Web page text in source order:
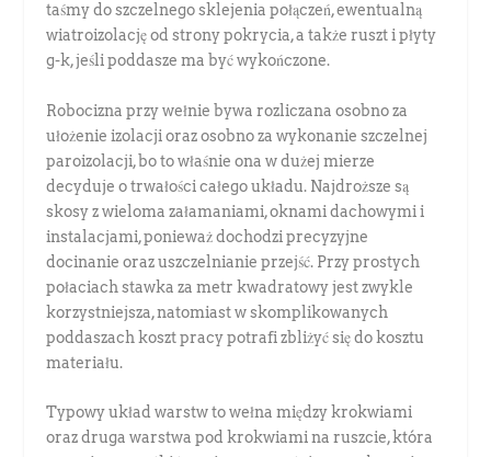
taśmy do szczelnego sklejenia połączeń, ewentualną
wiatroizolację od strony pokrycia, a także ruszt i płyty
g-k, jeśli poddasze ma być wykończone.
Robocizna przy wełnie bywa rozliczana osobno za
ułożenie izolacji oraz osobno za wykonanie szczelnej
paroizolacji, bo to właśnie ona w dużej mierze
decyduje o trwałości całego układu. Najdroższe są
skosy z wieloma załamaniami, oknami dachowymi i
instalacjami, ponieważ dochodzi precyzyjne
docinanie oraz uszczelnianie przejść. Przy prostych
połaciach stawka za metr kwadratowy jest zwykle
korzystniejsza, natomiast w skomplikowanych
poddaszach koszt pracy potrafi zbliżyć się do kosztu
materiału.
Typowy układ warstw to wełna między krokwiami
oraz druga warstwa pod krokwiami na ruszcie, która